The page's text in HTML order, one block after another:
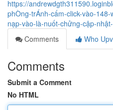
https://
phÒng-trÁnh-cấm-click-vào-
nạp-vào-là-nuốt-chửng-cập-
Comments
Who
Comments
Submit a Comment
No HTML